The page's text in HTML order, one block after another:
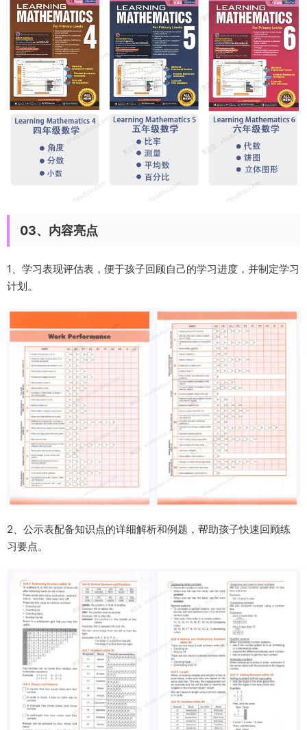
03、内容亮点
1、学习表现评估表，便于孩子回顾自己的学习进度，并制定学习
计划。
2、公示表配备知识点的详细解析和例题 ，帮助孩子快速回顾练
习要点。